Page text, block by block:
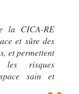
la CICA-RE
et sûre des
et permettent
risques
sain et